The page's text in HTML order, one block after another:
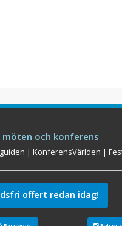
och konferens
|KonferensVärlden |
offert redan idag!